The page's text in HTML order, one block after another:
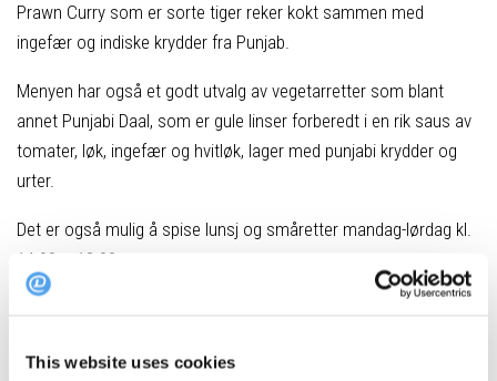
This website uses cookies
Prawn Curry som er sorte tiger reker kokt sammen med
ingefær og indiske krydder fra Punjab.
Menyen har også et godt utvalg av vegetarretter som blant
annet Punjabi Daal, som er gule linser forberedt i en rik saus av
tomater, løk, ingefær og hvitløk, lager med punjabi krydder og
urter.
Det er også mulig å spise lunsj og småretter mandag-lørdag kl.
14.00 – 18.00.